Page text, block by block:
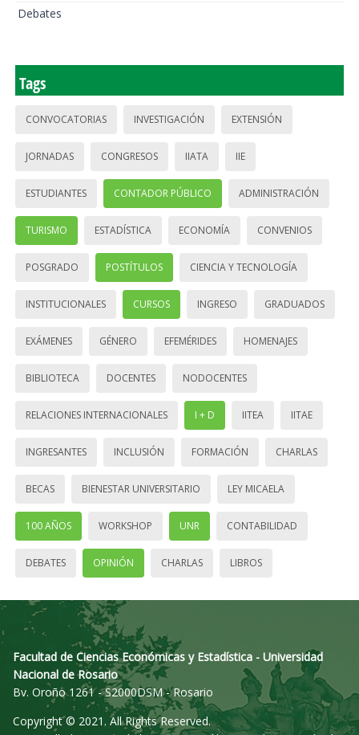
Debates
Tags
CONVOCATORIAS INVESTIGACIÓN EXTENSIÓN
JORNADAS CONGRESOS IIATA IIE
ESTUDIANTES CONTADOR PÚBLICO ADMINISTRACIÓN
TURISMO ESTADÍSTICA ECONOMÍA CONVENIOS
POSGRADO POSTÍTULOS CIENCIA Y TECNOLOGÍA
INSTITUCIONALES CURSOS INGRESO GRADUADOS
EXÁMENES GÉNERO EFEMÉRIDES HOMENAJES
BIBLIOTECA DOCENTES NODOCENTES
RELACIONES INTERNACIONALES I + D IITEA IITAE
INGRESANTES INCLUSIÓN FORMACIÓN CHARLAS
BECAS BIENESTAR UNIVERSITARIO LEY MICAELA
100 AÑOS WORKSHOP UNR CONTABILIDAD
DEBATES OPINIÓN CHARLAS LIBROS
Facultad de Ciencias Económicas y Estadística - Universidad
Nacional de Rosario
Bv. Oroño 1261 - S2000DSM - Rosario
Copyright © 2021. All Rights Reserved.